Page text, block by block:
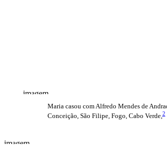
Maria casou com Alfredo Mendes de
Conceição, São Filipe, Fogo, Cabo Verde,2